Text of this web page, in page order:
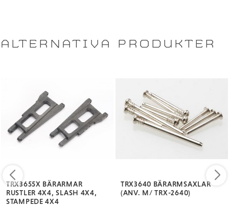
ALTERNATIVA PRODUKTER
TRX3655X BÄRARMAR
RUSTLER 4X4, SLASH 4X4,
STAMPEDE 4X4
TRX3640 BÄRARMSAXLAR
(ANV. M/ TRX-2640)